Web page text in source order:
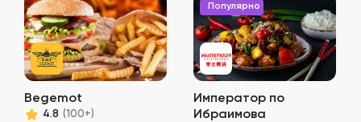
Begemot
4.8 (100+)
Популярно
Император по
Ибраимова